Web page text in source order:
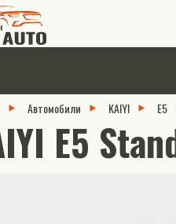
Автомобили KAIYI E5
E5